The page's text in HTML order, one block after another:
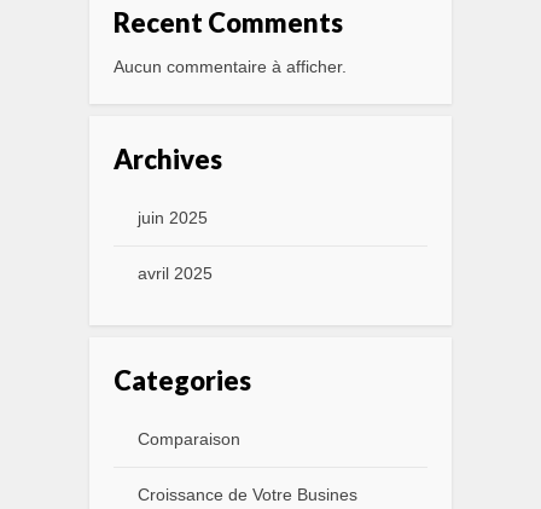
Recent Comments
Aucun commentaire à afficher.
Archives
juin 2025
avril 2025
Categories
Comparaison
Croissance de Votre Busines